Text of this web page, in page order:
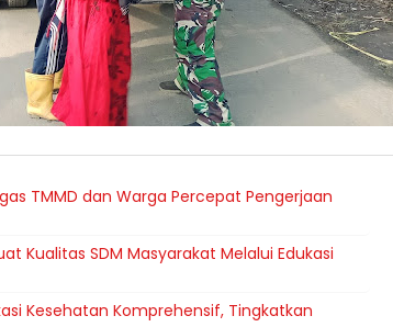
TMMD dan Warga Percepat Pengerjaan
Kualitas SDM Masyarakat Melalui Edukasi
Kesehatan Komprehensif, Tingkatkan